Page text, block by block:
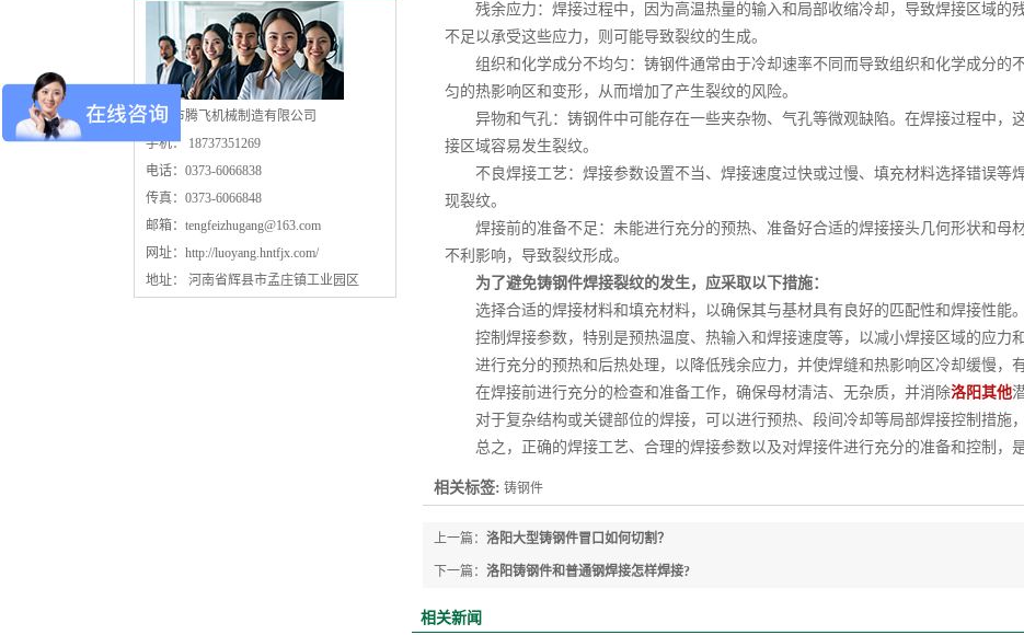
辉县市腾飞机械制造有限公司
手机： 18737351269
电话：0373-6066838
传真：0373-6066848
邮箱： tengfeizhugang@163.com
网址： http://luoyang.hntfjx.com/
地址： 河南省辉县市孟庄镇工业园区
残余应力：焊接过程中，因为高温热量的输入和局部收缩冷却，导致焊接区域的
不足以承受这些应力，则可能导致裂纹的生成。
组织和化学成分不均匀：铸钢件通常由于冷却速率不同而导致组织和化学成分的
匀的热影响区和变形，从而增加了产生裂纹的风险。
异物和气孔：铸钢件中可能存在一些夹杂物、气孔等微观缺陷。在焊接过程中，
接区域容易发生裂纹。
不良焊接工艺：焊接参数设置不当、焊接速度过快或过慢、填充材料选择错误等
现裂纹。
焊接前的准备不足：未能进行充分的预热、准备好合适的焊接接头几何形状和母
不利影响，导致裂纹形成。
为了避免铸钢件焊接裂纹的发生，应采取以下措施：
选择合适的焊接材料和填充材料，以确保其与基材具有良好的匹配性和焊接性能。
控制焊接参数，特别是预热温度、热输入和焊接速度等，以减小焊接区域的应力和
进行充分的预热和后热处理，以降低残余应力，并使焊缝和热影响区冷却缓慢，有
在焊接前进行充分的检查和准备工作，确保母材清洁、无杂质，并消除洛阳其他
对于复杂结构或关键部位的焊接，可以进行预热、段间冷却等局部焊接控制措施，
总之，正确的焊接工艺、合理的焊接参数以及对焊接件进行充分的准备和控制，是
相关标签: 铸钢件
上一篇： 洛阳大型铸钢件冒口如何切割？
下一篇： 洛阳铸钢件和普通钢焊接怎样焊接?
相关新闻